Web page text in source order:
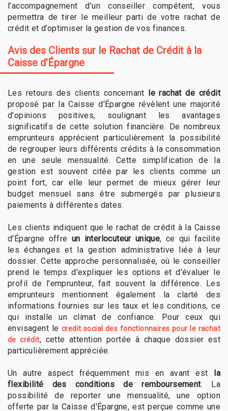
l’accompagnement d’un conseiller compétent, vous
permettra de tirer le meilleur parti de votre rachat de
crédit et d’optimiser la gestion de vos finances.
Avis des Clients sur le Rachat de Crédit à la
Caisse d'Épargne
Les retours des clients concernant le rachat de crédit
proposé par la Caisse d'Épargne révèlent une majorité
d'opinions positives, soulignant les avantages
significatifs de cette solution financière. De nombreux
emprunteurs apprécient particulièrement la possibilité
de regrouper leurs différents crédits à la consommation
en une seule mensualité. Cette simplification de la
gestion est souvent citée par les clients comme un
point fort, car elle leur permet de mieux gérer leur
budget mensuel sans être submergés par plusieurs
paiements à différentes dates.
Les clients indiquent que le rachat de crédit à la Caisse
d'Épargne offre un interlocuteur unique, ce qui facilite
les échanges et la gestion administrative liée à leur
dossier. Cette approche personnalisée, où le conseiller
prend le temps d'expliquer les options et d'évaluer le
profil de l'emprunteur, fait souvent la différence. Les
emprunteurs mentionnent également la clarté des
informations fournies sur les taux et les conditions, ce
qui installe un climat de confiance. Pour ceux qui
envisagent le credit social des fonctionnaires pour le rachat
de crédit, cette attention portée à chaque dossier est
particulièrement appréciée.
Un autre aspect fréquemment mis en avant est la
flexibilité des conditions de remboursement. La
possibilité de reporter une mensualité, une option
offerte par la Caisse d'Épargne, est perçue comme une